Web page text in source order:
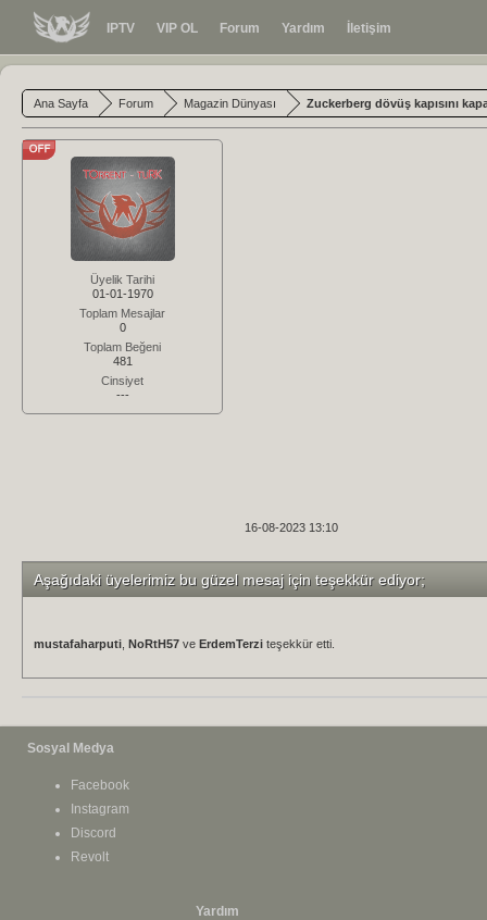
IPTV VIP OL Forum Yardım İletişim
Ana Sayfa Forum Magazin Dünyası Zuckerberg dövüş kapısını
Üyelik Tarihi
01-01-1970
Toplam Mesajlar
0
Toplam Beğeni
481
Cinsiyet
---
16-08-2023 13:10
Aşağıdaki üyelerimiz bu güzel mesaj için teşekkür ediyor;
mustafaharputi NoRtH57 ve ErdemTerzi teşekkür etti.
Sosyal Medya
Facebook
Instagram
Discord
Revolt
Yardım